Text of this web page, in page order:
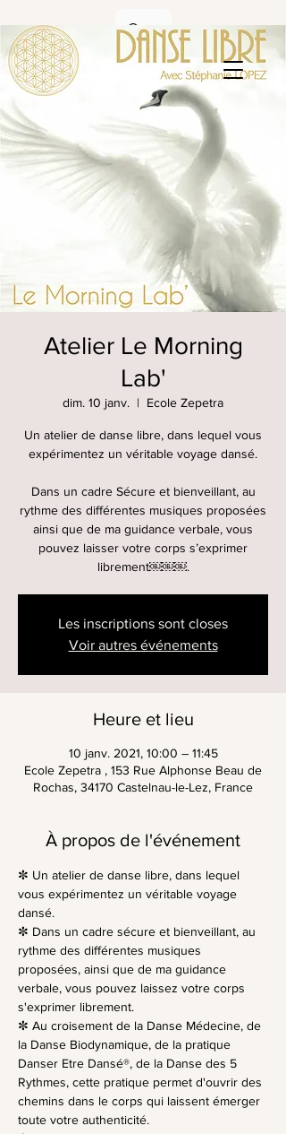
Atelier Le Morning
Lab'
dim. 10 janv.
  |
Ecole Zepetra
Un atelier de danse libre, dans lequel vous
expérimentez un véritable voyage dansé.
Dans un cadre Sécure et bienveillant, au
rythme des différentes musiques proposées
ainsi que de ma guidance verbale, vous
pouvez laisser votre corps s’exprimer
librement￼￼￼.
Les inscriptions sont closes
Voir autres événements
Heure et lieu
10 janv. 2021, 10:00 – 11:45
Ecole Zepetra , 153 Rue Alphonse Beau de
Rochas, 34170 Castelnau-le-Lez, France
À propos de l'événement
✼ Un atelier de danse libre, dans lequel
vous expérimentez un véritable voyage
dansé.
✼ Dans un cadre sécure et bienveillant, au
rythme des différentes musiques
proposées, ainsi que de ma guidance
verbale, vous pouvez laissez votre corps
s'exprimer librement.
✼ Au croisement de la Danse Médecine, de
la Danse Biodynamique, de la pratique
Danser Etre Dansé®, de la Danse des 5
Rythmes, cette pratique permet d'ouvrir des
chemins dans le corps qui laissent émerger
toute votre authenticité.